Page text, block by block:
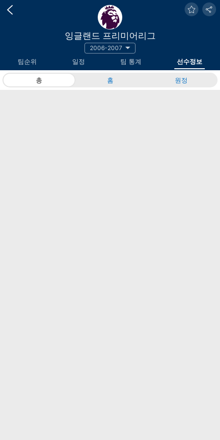
잉글랜드 프리미어리그
2006-2007
팀순위 일정 팀 통계 선수정보
총 홈 원정